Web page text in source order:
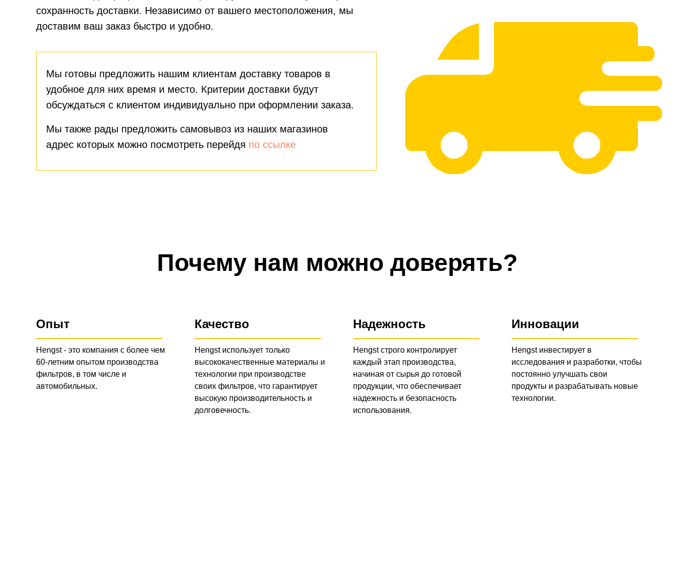
Мы готовы предложить нашим клиентам доставку товаров в
удобное для них время и место. Критерии доставки будут
обсуждаться с клиентом индивидуально при оформлении заказа.
Мы также рады предложить самовывоз из наших магазинов
адрес которых можно посмотреть перейдя по ссылке
сохранность доставки. Независимо от вашего местоположения, мы
доставим ваш заказ быстро и удобно.
Почему нам можно доверять?
Опыт
Hengst - это компания с более чем
60-летним опытом производства
фильтров, в том числе и
автомобильных.
Качество Надежность
Hengst использует только
высококачественные материалы и
технологии при производстве
своих фильтров, что гарантирует
высокую производительность и
долговечность.
Инновации
Hengst строго контролирует
каждый этап производства,
начиная от сырья до готовой
продукции, что обеспечивает
надежность и безопасность
использования.
Hengst инвестирует в
исследования и разработки, чтобы
постоянно улучшать свои
продукты и разрабатывать новые
технологии.